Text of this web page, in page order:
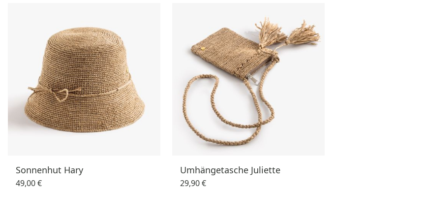
Sonnenhut Hary
49,00 €
Umhängetasche Juliette
29,90 €